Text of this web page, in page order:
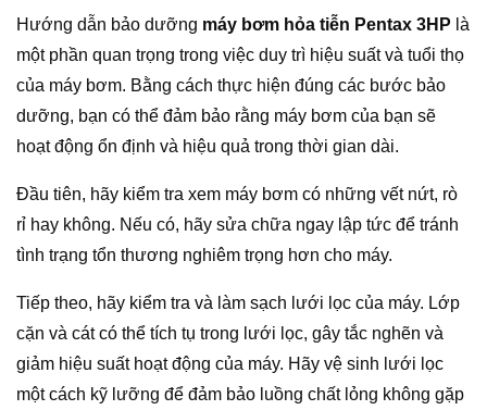
Hướng dẫn bảo dưỡng máy bơm hỏa tiễn Pentax 3HP là
một phần quan trọng trong việc duy trì hiệu suất và tuổi thọ
của máy bơm. Bằng cách thực hiện đúng các bước bảo
dưỡng, bạn có thể đảm bảo rằng máy bơm của bạn sẽ
hoạt động ổn định và hiệu quả trong thời gian dài.
Đầu tiên, hãy kiểm tra xem máy bơm có những vết nứt, rò
rỉ hay không. Nếu có, hãy sửa chữa ngay lập tức để tránh
tình trạng tổn thương nghiêm trọng hơn cho máy.
Tiếp theo, hãy kiểm tra và làm sạch lưới lọc của máy. Lớp
cặn và cát có thể tích tụ trong lưới lọc, gây tắc nghẽn và
giảm hiệu suất hoạt động của máy. Hãy vệ sinh lưới lọc
một cách kỹ lưỡng để đảm bảo luồng chất lỏng không gặp